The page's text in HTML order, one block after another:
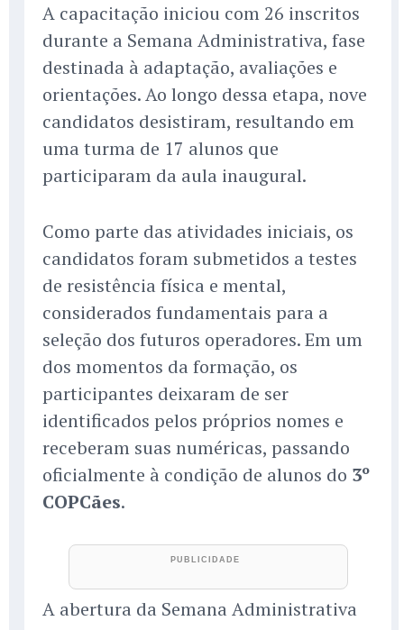
A capacitação iniciou com 26 inscritos
durante a Semana Administrativa, fase
destinada à adaptação, avaliações e
orientações. Ao longo dessa etapa, nove
candidatos desistiram, resultando em
uma turma de 17 alunos que
participaram da aula inaugural.
Como parte das atividades iniciais, os
candidatos foram submetidos a testes
de resistência física e mental,
considerados fundamentais para a
seleção dos futuros operadores. Em um
dos momentos da formação, os
participantes deixaram de ser
identificados pelos próprios nomes e
receberam suas numéricas, passando
oficialmente à condição de alunos do 3º
COPCães.
A abertura da Semana Administrativa